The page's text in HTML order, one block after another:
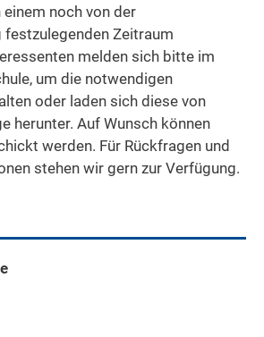
noch von der
Zeitraum
melden sich bitte im
um die notwendigen
oder laden sich diese von
herunter. Auf Wunsch können
werden. Für Rückfragen und
stehen wir gern zur Verfügung.